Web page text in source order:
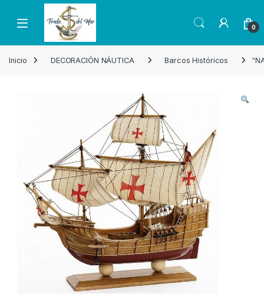
Skip to navigation
Skip to content
Open 0
Inicio DECORACIÓN NÁUTICA Barcos Históricos